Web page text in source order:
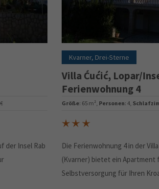
der Insel Rab
Kvarner, Drei-Sterne
Villa Ćućić, Lopar/
Ferienwohnung 4
Größe: 65 m², Personen: 4,
Die Ferienwohnung 4 in der
(Kvarner) bietet ein Apartment
Selbstversorgung für Ihren